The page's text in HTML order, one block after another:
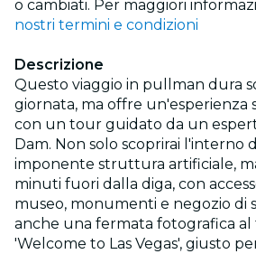
o cambiati. Per maggiori
nostri termini e condizioni
Descrizione
Questo viaggio in pullman dura
giornata, ma offre un'esperienza
con un tour guidato da un
Dam. Non solo scoprirai l'interno
imponente struttura artificiale,
minuti fuori dalla diga, con
museo, monumenti e negozio di
anche una fermata fotografica al
'Welcome to Las Vegas', giusto